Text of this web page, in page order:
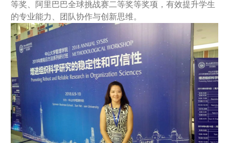
等奖、阿里巴巴全球挑战赛二等奖等奖项，有效提升学生
的专业能力、团队协作与创新思维。